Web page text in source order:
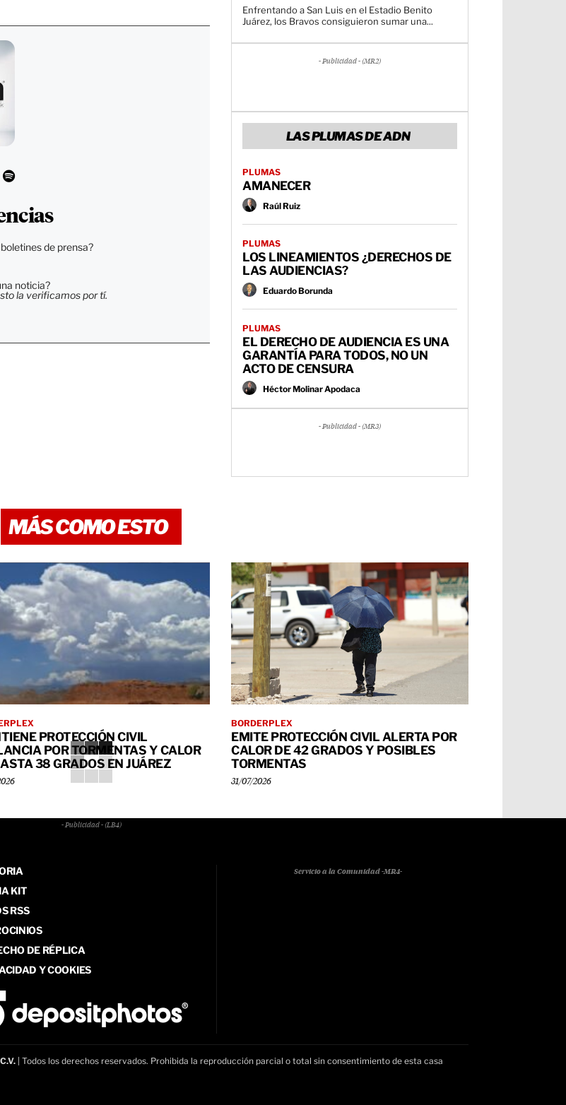
de prensa?
noticia?
la verificamos por tí.
Enfrentando a San Luis en el Estadio Benito
Juárez, los Bravos consiguieron sumar una...
- Publicidad - (MR2)
LAS PLUMAS DE ADN
PLUMAS
AMANECER
Raúl Ruiz
PLUMAS
LOS LINEAMIENTOS ¿DERECHOS DE
LAS AUDIENCIAS?
Eduardo Borunda
PLUMAS
EL DERECHO DE AUDIENCIA ES UNA
GARANTÍA PARA TODOS, NO UN
ACTO DE CENSURA
Héctor Molinar Apodaca
- Publicidad - (MR3)
MÁS COMO ESTO
PROTECCIÓN CIVIL
POR TORMENTAS Y CALOR
38 GRADOS EN JUÁREZ
BORDERPLEX
EMITE PROTECCIÓN CIVIL ALERTA POR
CALOR DE 42 GRADOS Y POSIBLES
TORMENTAS
31/07/2026
- Publicidad - (LB4)
KIT
RSS
DE RÉPLICA
Y COOKIES
Servicio a la Comunidad -MR4-
| Todos los derechos reservados. Prohibida la reproducción parcial o total sin consentimiento de esta casa